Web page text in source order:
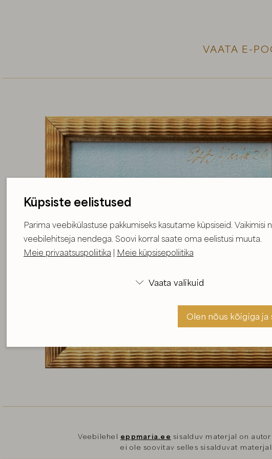
VAATA E-
Veebilehel eppmaria.ee sisalduv materjal on
ei ole soovitav selles sisalduvat
Küpsiste eelistused
Parima veebikülastuse pakkumiseks kasutame küpsiseid. Vaikimisi
veebilehitseja nendega. Soovi korral saate oma eelistusi muuta.
Meie privaatsuspoliitika
Meie küpsisepoliitika
 Vaata valikuid
Olen nõus ja
Olen nõus kõigiga ja